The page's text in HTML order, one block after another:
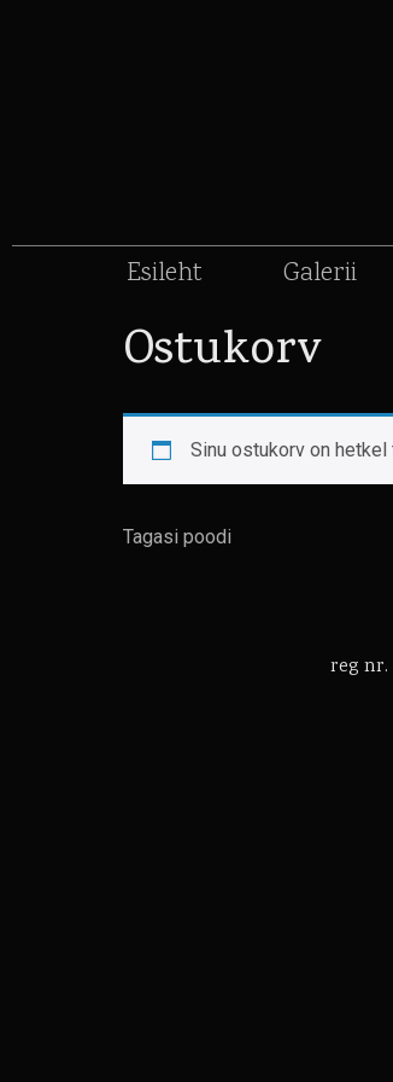
Esileht Galerii
Ostukorv
Sinu ostukorv on hetkel
Tagasi poodi
reg nr.